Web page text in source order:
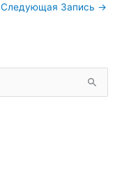
Следующая Запись →